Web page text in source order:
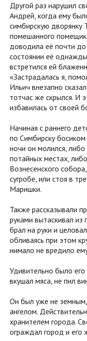
Другой раз нарушил
Андрей, когда ему
симбирскую дворянку
помешанного
доводила её почти
состоянии её
встретился ей
«Застрадалась я,
Ильич внезапно
тотчас же скрылся. И
избавилась от своей
Начиная с раннего
по Симбирску
ночи он молился, либо
потайных местах,
Вознесенского
сугробе, или стоя в
Маришки.
Также рассказывали
руками вытаскивал
брал на руки и
обливаясь при этом
нимало не вредило
Удивительно было
вкушал мяса, не пил
Он был уже не
ангелом.
хранителем города.
ограждал город и его